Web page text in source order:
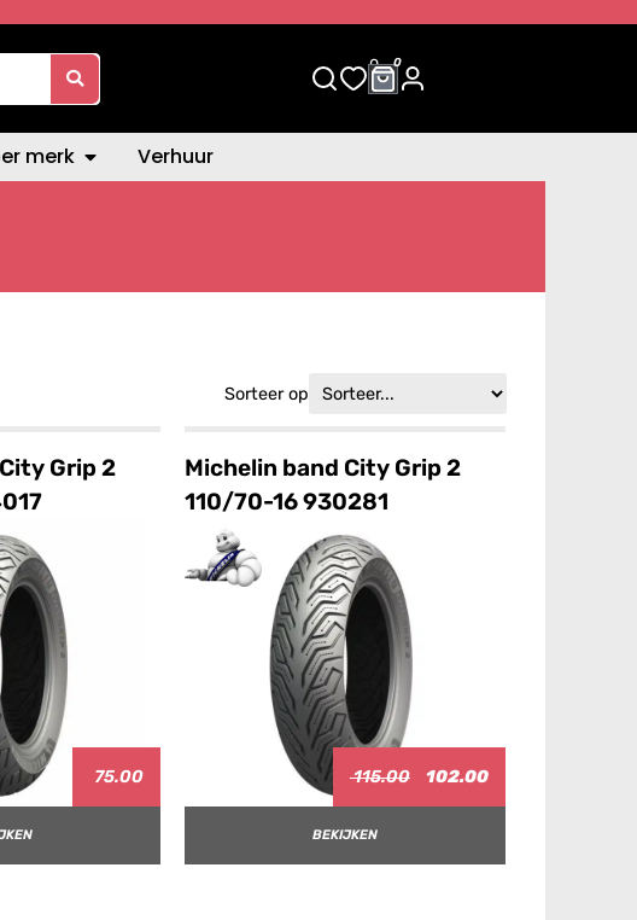
0 0
merk Verhuur
Sorteer op
Grip 2
75.00
Michelin band City Grip 2
110/70-16 930281
115.00 102.00
BEKIJKEN